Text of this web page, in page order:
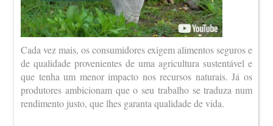
Cada vez mais, os consumidores exigem alimentos seguros e
de qualidade provenientes de uma agricultura sustentável e
que tenha um menor impacto nos recursos naturais. Já os
produtores ambicionam que o seu trabalho se traduza num
rendimento justo, que lhes garanta qualidade de vida.